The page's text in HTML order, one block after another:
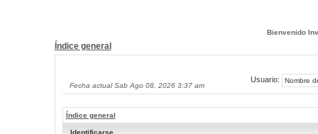
Bienvenido
Índice general
Fecha actual Sab Ago 08, 2026 3:37 am
Usuario:
Índice general
Identificarse